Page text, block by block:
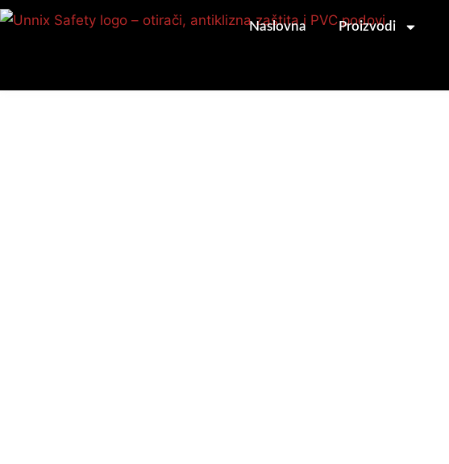
Pređi
Naslovna Proizvodi